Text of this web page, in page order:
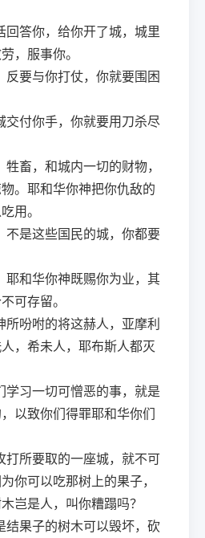
回答你，给你开了城，城里
，服事你。
反要与你打仗，你就要围困
交付你手，你就要用刀杀尽
畜，和城内一切的财物，
。耶和华你神把你仇敌的
用。
不是这些国民的城，你都要
耶和华你神既赐你为业，其
可存留。
所吩咐的将这赫人，亚摩利
，希未人，耶布斯人都灭
学习一切可憎恶的事，就是
以致你们得罪耶和华你们
打所要取的一座城，就不可
你可以吃那树上的果子，
岂是人，叫你糟蹋吗？
结果子的树木可以毁坏，砍